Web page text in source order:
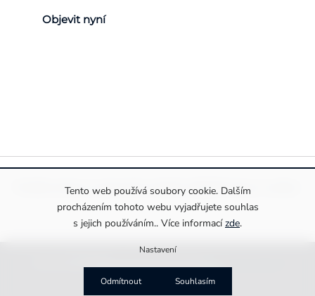
Tento web používá soubory cookie. Dalším
procházením tohoto webu vyjadřujete souhlas
s jejich používáním.. Více informacízde.
Nastavení
Odmítnout Souhlasím
Objevit nyní
Pravidla ochrany a zpracování osobních údajůInformace o cookies
na platformě
Shoptet Premium